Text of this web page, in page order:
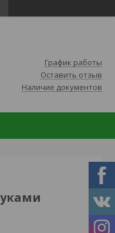
График работы
Оставить отзыв
Наличие документов